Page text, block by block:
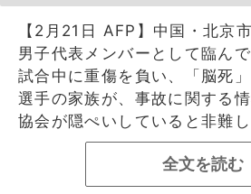
【2月21日 AFP】中国・北京
男子代表メンバーとして臨ん
試合中に重傷を負い、「脳死
選手の家族が、事故に関する
協会が隠ぺいしていると非難
全文を読む